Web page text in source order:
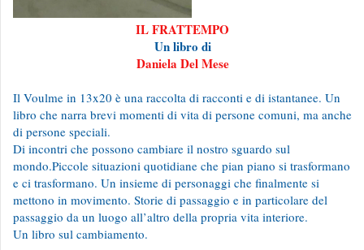
IL FRATTEMPO
Un libro di
Daniela Del Mese
Il Voulme in 13x20 è una raccolta di racconti e di istantanee. Un
libro che narra brevi momenti di vita di persone comuni, ma anche
di persone speciali.
Di incontri che possono cambiare il nostro sguardo sul
mondo.Piccole situazioni quotidiane che pian piano si trasformano
e ci trasformano. Un insieme di personaggi che finalmente si
mettono in movimento. Storie di passaggio e in particolare del
passaggio da un luogo all’altro della propria vita interiore.
Un libro sul cambiamento.